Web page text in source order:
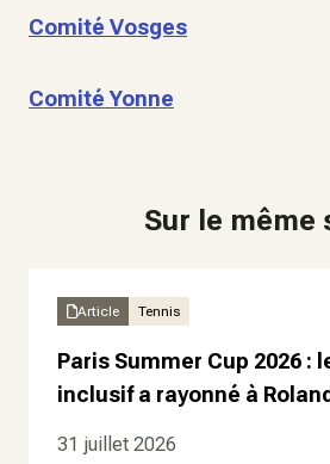
Comité Vosges
Comité Yonne
Sur le même
Article Tennis
Paris Summer Cup 2026 :
inclusif a rayonné à
31 juillet 2026